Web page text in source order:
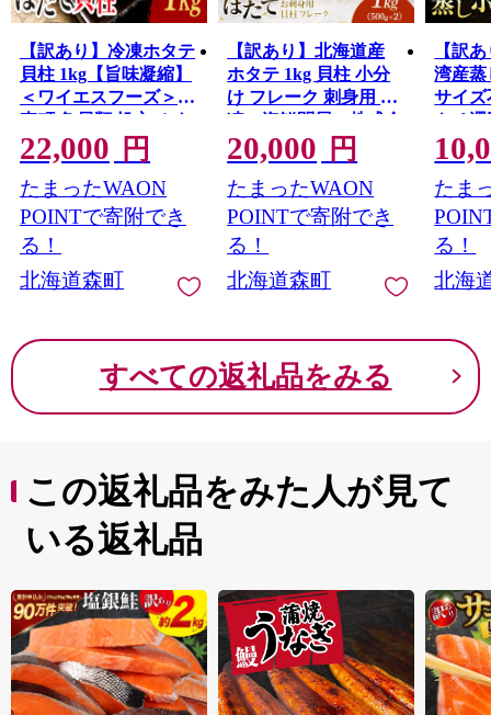
【訳あり】冷凍ホタテ
貝柱 1kg【旨味凝縮】
＜ワイエスフーズ＞
森町 魚貝類 帆立 ホタ
テ ほたて 魚介類 貝 ふ
るさと納税 北海道
mr1-1157
22,000 円
たまったWAON
POINTで寄附でき
る！
北海道森町
【訳あり】北海道産
ホタテ 1kg 貝柱 小分
け フレーク 刺身用 冷
凍＜海鮮問屋 株式会
社 瑞宝＞ 小分け 森
町 ほたて 帆立 ホタテ
海産物 魚貝類 おつま
み 海鮮丼 魚介類 貝柱
ふるさと納税 北海道
訳あり mr1-1183
20,000 円
たまったWAON
POINTで寄附でき
る！
北海道森町
【訳
湾産蒸
サイズ
キチ
ほた
産物
納税
たま
る！
北海
すべての返礼品をみる
この返礼品をみた人が見て
いる返礼品